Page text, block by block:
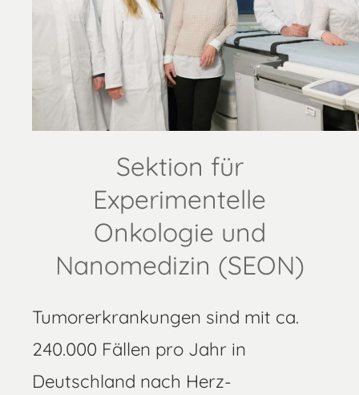
Sektion für
Experimentelle
Onkologie und
Nanomedizin (SEON)
Tumorerkrankungen sind mit ca.
240.000 Fällen pro Jahr in
Deutschland nach Herz-